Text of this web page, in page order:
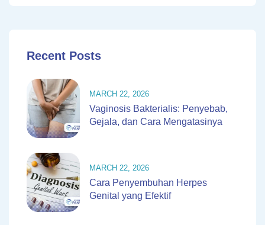
Recent Posts
MARCH 22, 2026
Vaginosis Bakterialis: Penyebab,
Gejala, dan Cara Mengatasinya
MARCH 22, 2026
Cara Penyembuhan Herpes
Genital yang Efektif